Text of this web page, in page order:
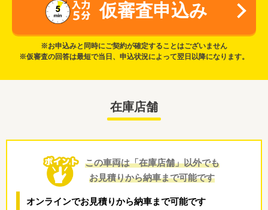
仮審査申込み
※お申込みと同時にご契約が確定することはございません
※仮審査の回答は最短で当日、申込状況によって翌日以降になります。
在庫店舗
この車両は「在庫店舗」以外でも
お見積りから納車まで可能です
オンラインでお見積りから納車まで可能です